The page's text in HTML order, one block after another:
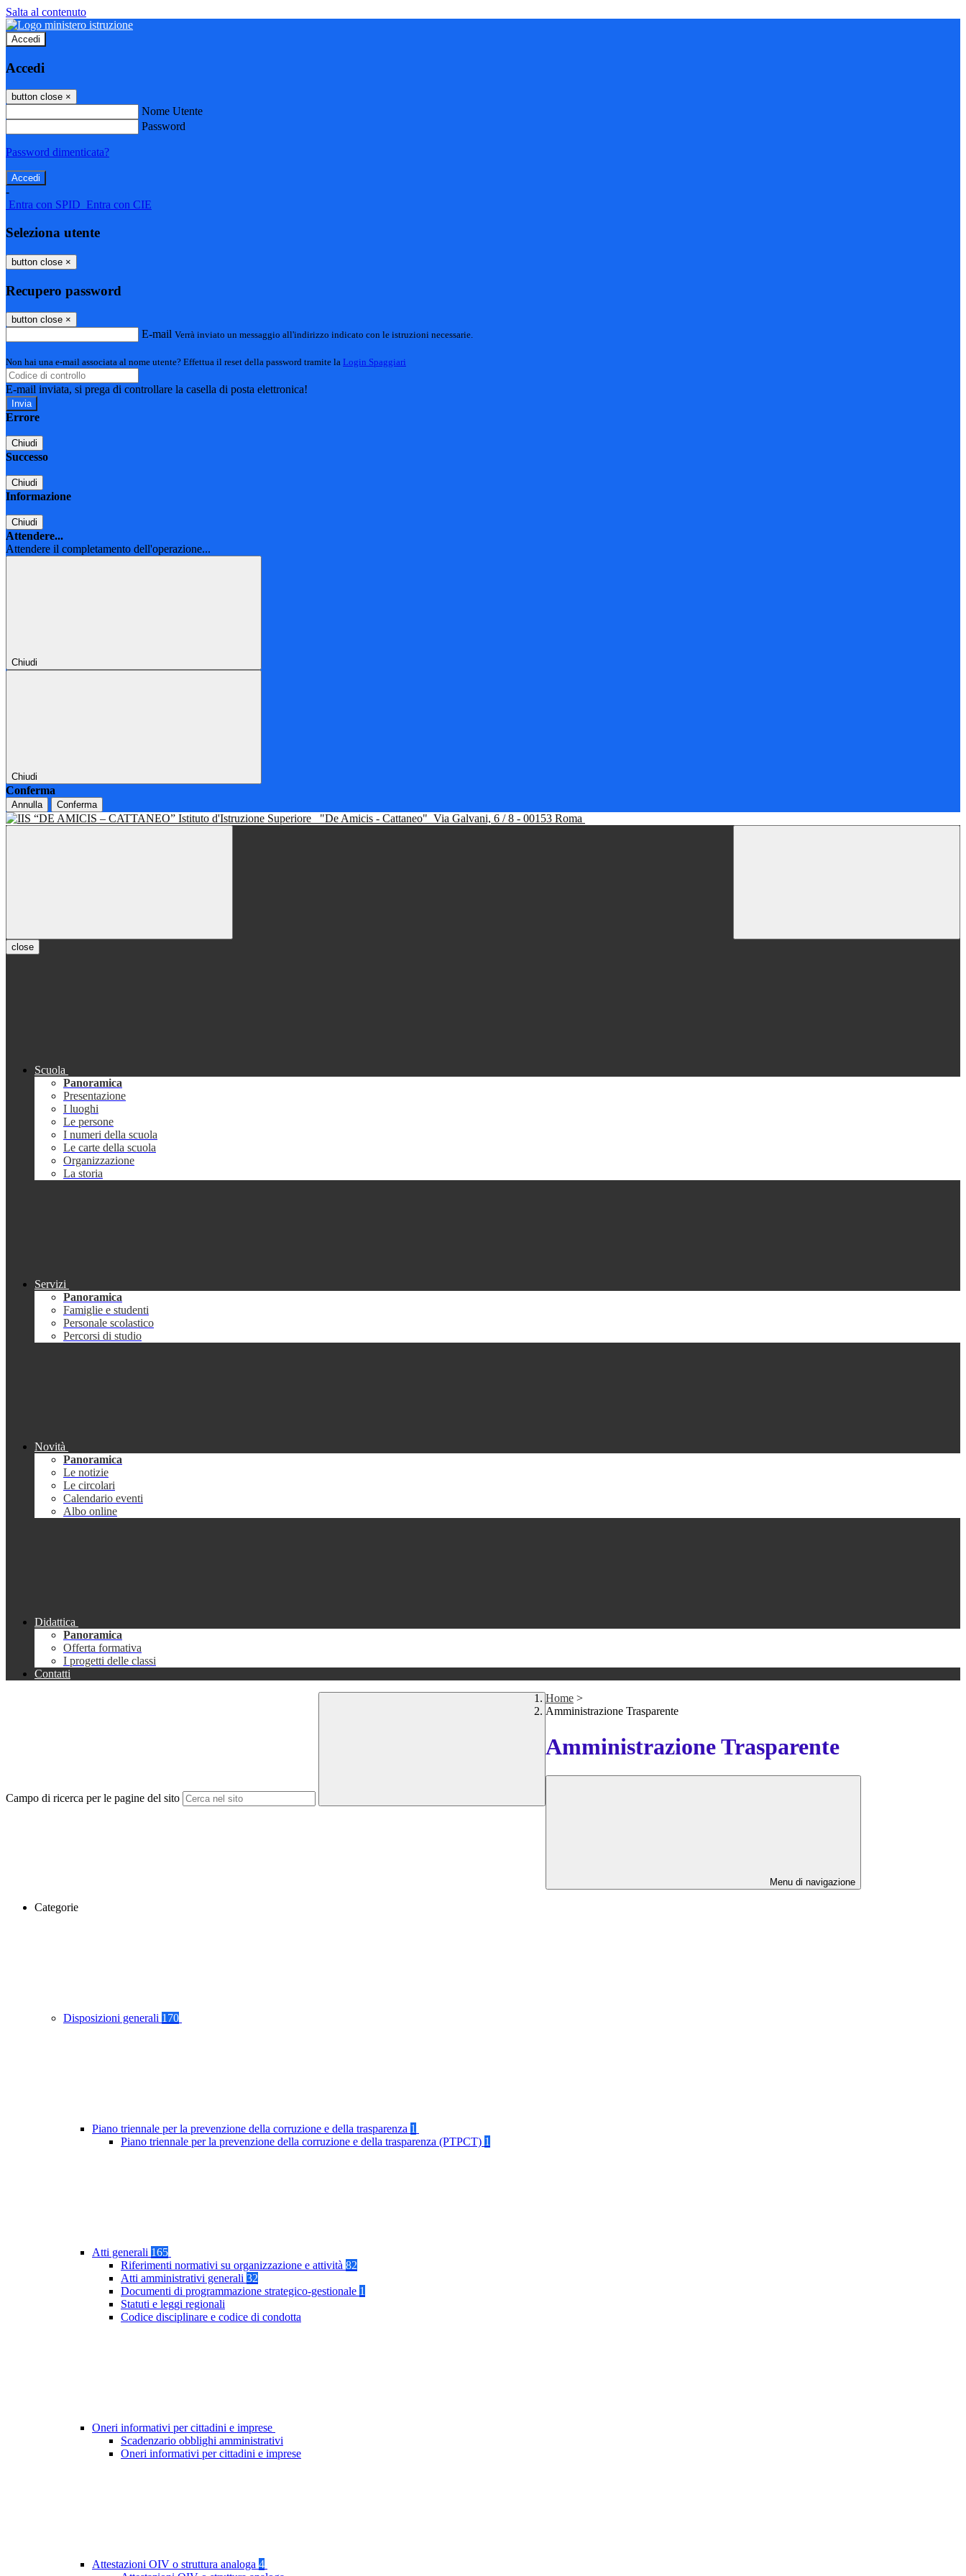
Salta al contenuto
Accedi
Accedi
button close ×
Nome Utente
Password
Password dimenticata?
-
Entra con SPID Entra con CIE
Seleziona utente
button close ×
Recupero password
button close ×
E-mail Verrà inviato un messaggio all'indirizzo indicato con le istruzioni necessarie.
Non hai una e-mail associata al nome utente? Effettua il reset della password tramite la Login Spaggiari
E-mail inviata, si prega di controllare la casella di posta elettronica!
Errore
Chiudi
Successo
Chiudi
Informazione
Chiudi
Attendere...
Attendere il completamento dell'operazione...
Chiudi
Chiudi
Conferma
Annulla Conferma
Istituto d'Istruzione Superiore "De Amicis - Cattaneo" Via Galvani, 6 / 8 - 00153 Roma
close
Scuola
Panoramica
Presentazione
I luoghi
Le persone
I numeri della scuola
Le carte della scuola
Organizzazione
La storia
Servizi
Panoramica
Famiglie e studenti
Personale scolastico
Percorsi di studio
Novità
Panoramica
Le notizie
Le circolari
Calendario eventi
Albo online
Didattica
Panoramica
Offerta formativa
I progetti delle classi
Contatti
Campo di ricerca per le pagine del sito
Home >
Amministrazione Trasparente
Amministrazione Trasparente
Menu di navigazione
Categorie
Disposizioni generali 170
Piano triennale per la prevenzione della corruzione e della trasparenza 1
Piano triennale per la prevenzione della corruzione e della trasparenza (PTPCT) 1
Atti generali 165
Riferimenti normativi su organizzazione e attività 82
Atti amministrativi generali 32
Documenti di programmazione strategico-gestionale 1
Statuti e leggi regionali
Codice disciplinare e codice di condotta
Oneri informativi per cittadini e imprese
Scadenzario obblighi amministrativi
Oneri informativi per cittadini e imprese
Attestazioni OIV o struttura analoga 4